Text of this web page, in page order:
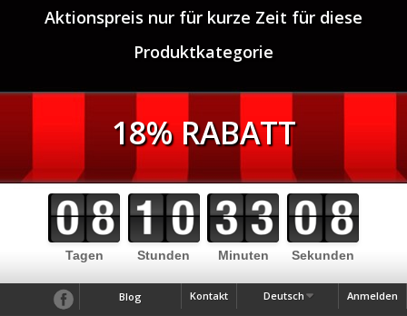
Aktionspreis nur für kurze Zeit für diese
Produktkategorie
18% RABATT
Tagen Stunden Minuten Sekunden
Anmelden
Deutsch
Kontakt
Blog